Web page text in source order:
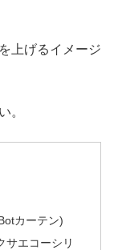
上げるイメージ
。
カーテン)
エコーシリ